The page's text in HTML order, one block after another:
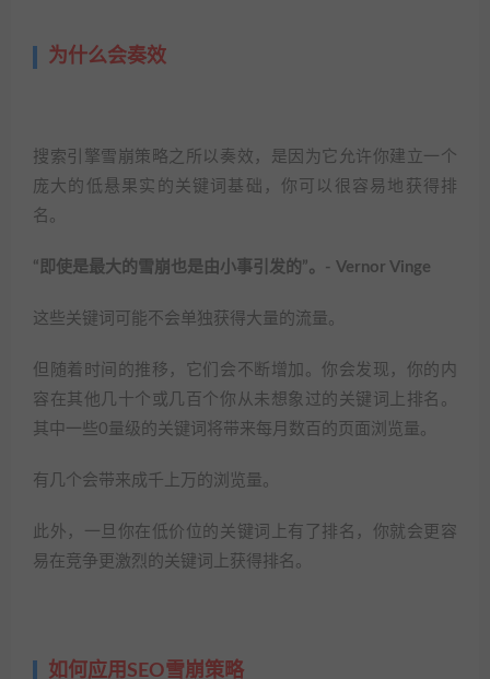
为什么会奏效
搜索引擎雪崩策略之所以奏效，是因为它允许你建立一个
庞大的低悬果实的关键词基础，你可以很容易地获得排
名。
“即使是最大的雪崩也是由小事引发的”。- Vernor Vinge
这些关键词可能不会单独获得大量的流量。
但随着时间的推移，它们会不断增加。你会发现，你的内
容在其他几十个或几百个你从未想象过的关键词上排名。
其中一些0量级的关键词将带来每月数百的页面浏览量。
有几个会带来成千上万的浏览量。
此外，一旦你在低价位的关键词上有了排名，你就会更容
易在竞争更激烈的关键词上获得排名。
如何应用SEO雪崩策略